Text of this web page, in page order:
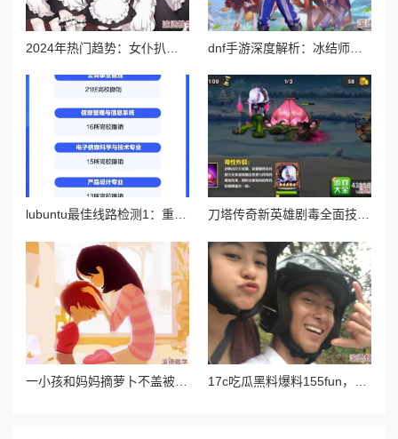
dnf手游深度解析：冰结师两大高效连招技巧与实战应用指南
lubuntu最佳线路检测1：重磅消息揭示全新技术突破，提升网络稳定性与速度的革命性进展！ 刀塔传奇新英雄剧毒全面技能介绍：持续伤害与毒液控制详解